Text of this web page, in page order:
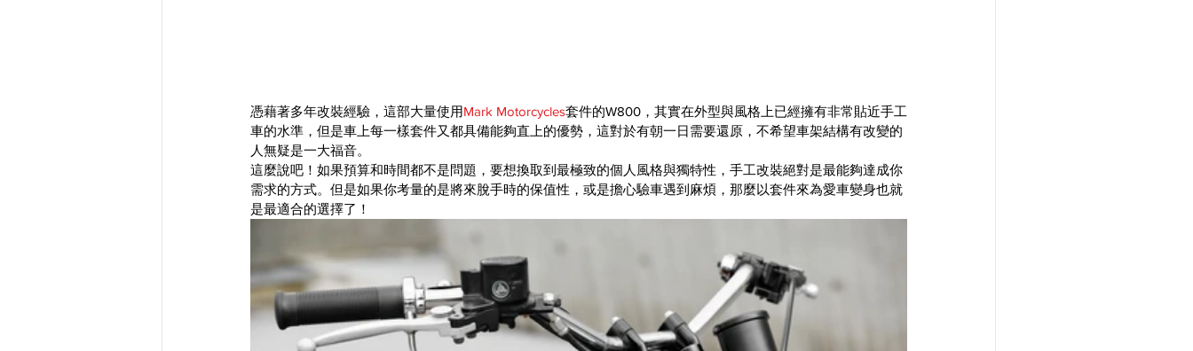
憑藉著多年改裝經驗，這部大量使用Mark Motorcycles套件的W800，其實在外型與風格上已經擁有非常貼近手工
車的水準，但是車上每一樣套件又都具備能夠直上的優勢，這對於有朝一日需要還原，不希望車架結構有改變的
人無疑是一大福音。
這麼說吧！如果預算和時間都不是問題，要想換取到最極致的個人風格與獨特性，手工改裝絕對是最能夠達成你
需求的方式。但是如果你考量的是將來脫手時的保值性，或是擔心驗車遇到麻煩，那麼以套件來為愛車變身也就
是最適合的選擇了！